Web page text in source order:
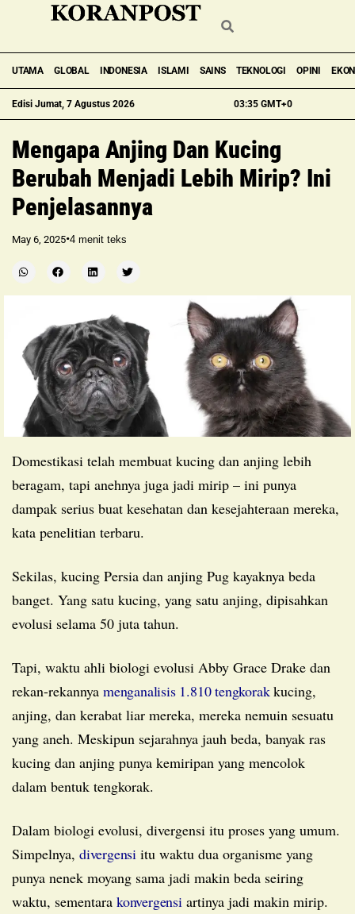
Edisi Jumat, 7 Agustus 2026 03:35 GMT+0
UTAMA GLOBAL INDONESIA ISLAMI SAINS TEKNOLOGI OPINI
Mengapa Anjing Dan Kucing
Berubah Menjadi Lebih Mirip? Ini
Penjelasannya
May 6, 2025•4 menit teks
Domestikasi telah membuat kucing dan anjing lebih
beragam, tapi anehnya juga jadi mirip – ini punya
dampak serius buat kesehatan dan kesejahteraan mereka,
kata penelitian terbaru.
Sekilas, kucing Persia dan anjing Pug kayaknya beda
banget. Yang satu kucing, yang satu anjing, dipisahkan
evolusi selama 50 juta tahun.
Tapi, waktu ahli biologi evolusi Abby Grace Drake dan
rekan-rekannya menganalisis 1.810 tengkorakkucing,
anjing, dan kerabat liar mereka, mereka nemuin sesuatu
yang aneh. Meskipun sejarahnya jauh beda, banyak ras
kucing dan anjing punya kemiripan yang mencolok
dalam bentuk tengkorak.
Dalam biologi evolusi, divergensi itu proses yang umum.
Simpelnya, divergensi itu waktu dua organisme yang
punya nenek moyang sama jadi makin beda seiring
waktu, sementara konvergensi artinya jadi makin mirip.